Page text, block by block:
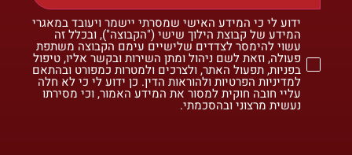
ידוע לי כי המידע האישי שמסרתי יישמר ויעובד במאגרי
המידע של קבוצת הילוך שישי ("הקבוצה"), ובכלל זה
עשוי להימסר לצדדים שלישיים עימם הקבוצה משתפת
פעולה, וזאת לשם ניהול ומתן השירות ובקשר אליו, טיפול
בפניות, תפעול האתר, ולצרכים ולמטרות כמפורט ובהתאם
למדיניות הפרטיות ולהוראות הדין. כן ידוע לי כי לא חלה
עליי חובה חוקית למסור את המידע האמור, וכי מסירתו
נעשית מרצוני ובהסכמתי.